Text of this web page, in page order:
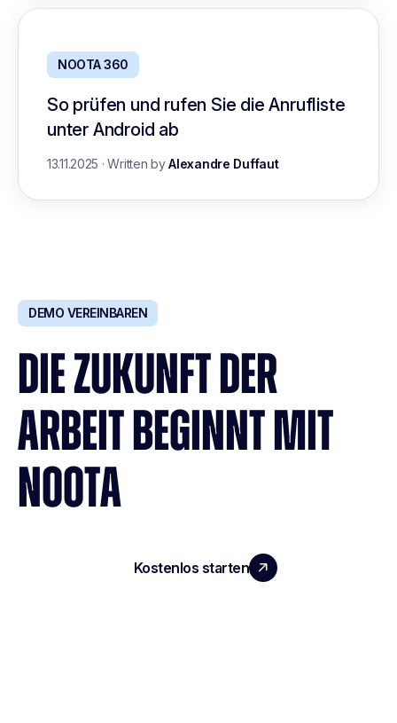
NOOTA 360
So prüfen und rufen Sie die Anrufliste
unter Android ab
13.11.2025 ·Written byAlexandre Duffaut
DEMO VEREINBAREN
DIE ZUKUNFT DER
ARBEIT BEGINNT MIT
NOOTA
Kostenlos starten